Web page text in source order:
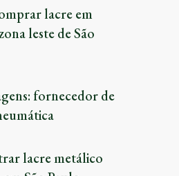
lacre em
leste de São
fornecedor de
lacre metálico